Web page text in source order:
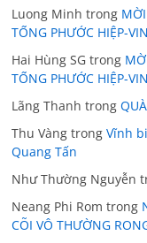
Luong Minh trong
TỐNG PHƯỚC HIỆP-
Hai Hùng SG trong
TỐNG PHƯỚC HIỆP-
Lãng Thanh trong
Thu Vàng trongVĩnh
Quang Tấn
Như Thường Nguyễn
Neang Phi Rom trong
CÕI VÔ THƯỜNG